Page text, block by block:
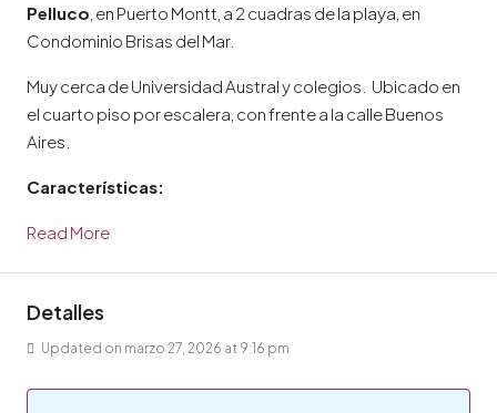
Pelluco , en Puerto Montt, a 2 cuadras de la playa, en
Condominio Brisas del Mar.
Muy cerca de Universidad Austral y colegios. Ubicado en
el cuarto piso por escalera, con frente a la calle Buenos
Aires.
Características:
Read More
Detalles
Updated on marzo 27, 2026 at 9:16 pm